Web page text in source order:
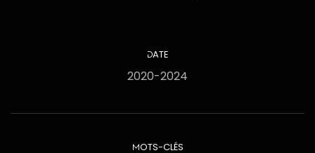
DATE
2020-2024
MOTS-CLÉS